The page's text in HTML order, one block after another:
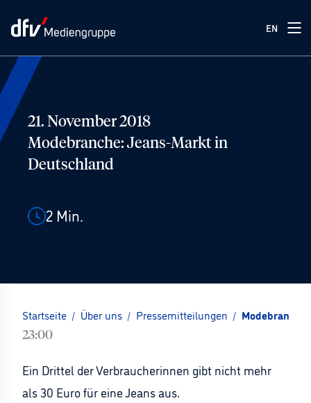
EN
21. November 2018
Modebranche: Jeans-Markt in
Deutschland
2 Min.
Startseite / Über uns / Pressemitteilungen /
23:00
Ein Drittel der Verbraucherinnen gibt nicht mehr
als 30 Euro für eine Jeans aus.